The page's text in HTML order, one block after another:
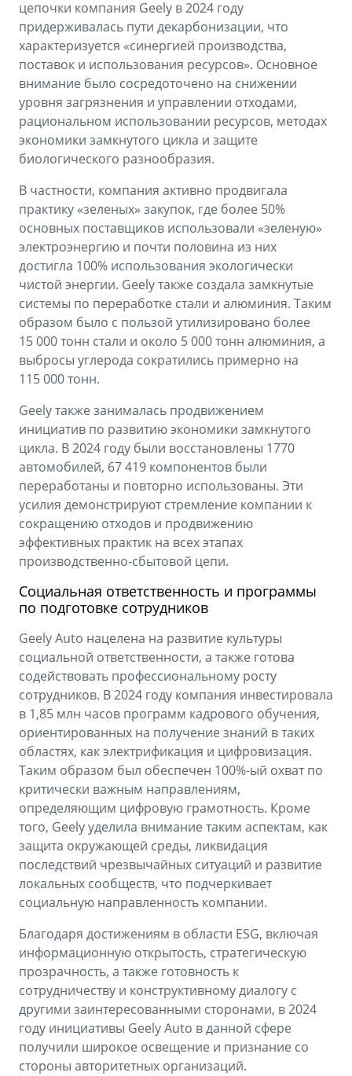
цепочки компания Geely в 2024 году
придерживалась пути декарбонизации, что
характеризуется «синергией производства,
поставок и использования ресурсов». Основное
внимание было сосредоточено на снижении
уровня загрязнения и управлении отходами,
рациональном использовании ресурсов, методах
экономики замкнутого цикла и защите
биологического разнообразия.
В частности, компания активно продвигала
практику «зеленых» закупок, где более 50%
основных поставщиков использовали «зеленую»
электроэнергию и почти половина из них
достигла 100% использования экологически
чистой энергии. Geely также создала замкнутые
системы по переработке стали и алюминия. Таким
образом было с пользой утилизировано более
15 000 тонн стали и около 5 000 тонн алюминия, а
выбросы углерода сократились примерно на
115 000 тонн.
Geely также занималась продвижением
инициатив по развитию экономики замкнутого
цикла. В 2024 году были восстановлены 1770
автомобилей, 67 419 компонентов были
переработаны и повторно использованы. Эти
усилия демонстрируют стремление компании к
сокращению отходов и продвижению
эффективных практик на всех этапах
производственно-сбытовой цепи.
Социальная ответственность и программы
по подготовке сотрудников
Geely Auto нацелена на развитие культуры
социальной ответственности, а также готова
содействовать профессиональному росту
сотрудников. В 2024 году компания инвестировала
в 1,85 млн часов программ кадрового обучения,
ориентированных на получение знаний в таких
областях, как электрификация и цифровизация.
Таким образом был обеспечен 100%-ый охват по
критически важным направлениям,
определяющим цифровую грамотность. Кроме
того, Geely уделила внимание таким аспектам, как
защита окружающей среды, ликвидация
последствий чрезвычайных ситуаций и развитие
локальных сообществ, что подчеркивает
социальную направленность компании.
Благодаря достижениям в области ESG, включая
информационную открытость, стратегическую
прозрачность, а также готовность к
сотрудничеству и конструктивному диалогу с
другими заинтересованными сторонами, в 2024
году инициативы Geely Auto в данной сфере
получили широкое освещение и признание со
стороны авторитетных организаций.